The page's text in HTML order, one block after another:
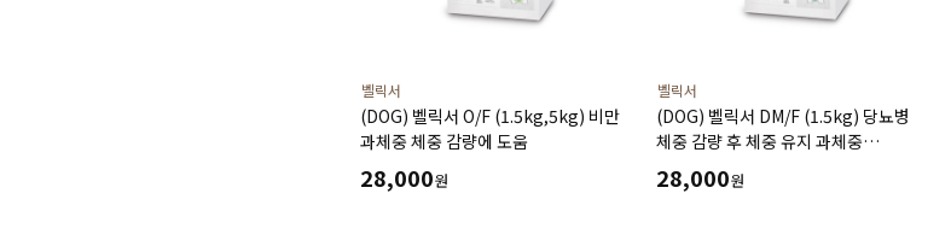
벨릭서
(DOG) 벨릭서 O/F (1.5kg,5kg) 비만
과체중 체중 감량에 도움
28,000원
벨릭서
(DOG) 벨릭서 DM/F (1.5kg) 당뇨병
체중 감량 후 체중 유지 과체중
고지혈증에 도움
28,000원